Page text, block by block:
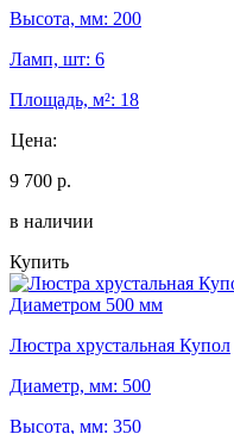
Высота, мм: 200
Ламп, шт: 6
Площадь, м²: 18
Цена:
9 700 р.
в наличии
Купить
Диаметром 500 мм
Люстра хрустальная Купол
Диаметр, мм: 500
Высота, мм: 350